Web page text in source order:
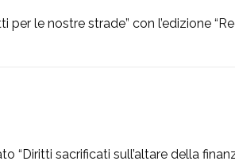
per le nostre strade” con l’edizione
“Diritti sacrificati sull’altare della